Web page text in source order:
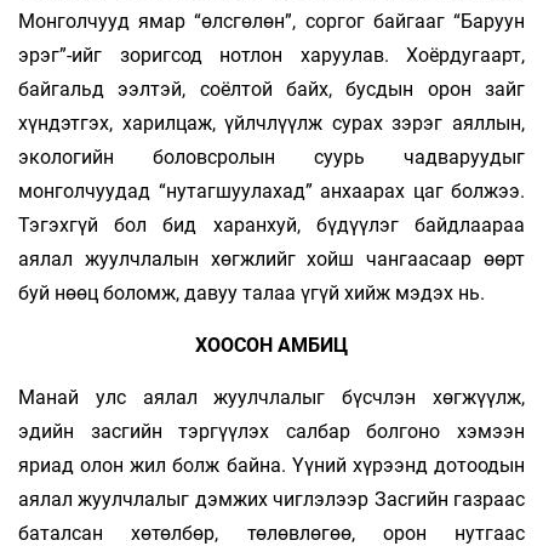
Монголчууд ямар “өлсгөлөн”, соргог байгааг “Баруун
эрэг”-ийг зоригсод нотлон харуулав. Хоёрдугаарт,
байгальд ээлтэй, соёлтой байх, бусдын орон зайг
хүндэтгэх, харилцаж, үйлчлүүлж сурах зэрэг аяллын,
экологийн боловсролын суурь чадваруудыг
монголчуудад “нутагшуулахад” анхаарах цаг болжээ.
Тэгэхгүй бол бид харанхуй, бүдүүлэг байдлаараа
аялал жуулчлалын хөгжлийг хойш чангаасаар өөрт
буй нөөц боломж, давуу талаа үгүй хийж мэдэх нь.
ХООСОН АМБИЦ
Манай улс аялал жуулчлалыг бүсчлэн хөгжүүлж,
эдийн засгийн тэргүүлэх салбар болгоно хэмээн
яриад олон жил болж байна. Үүний хүрээнд дотоодын
аялал жуулчлалыг дэмжих чиглэлээр Засгийн газраас
баталсан хөтөлбөр, төлөвлөгөө, орон нутгаас